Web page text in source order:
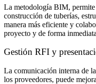
La metodología BIM,
construcción de tuberías,
manera más eficiente y
proyecto y de forma
Gestión RFI y
La comunicación interna de
los proveedores, puede